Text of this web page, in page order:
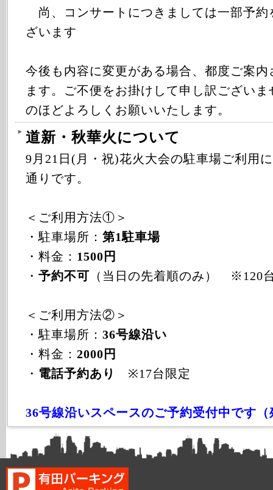
尚、コンサートにつきましては一部予約
ざいます
今後も内容に変更がある場合、都度ご案
ます。ご不便をお掛けして申し訳ござい
のほどよろしくお願いいたします。
道新・秋華火について
9月21日(月・祝)花火大会の駐車場ご利用
通りです。
＜ご利用方法①＞
・駐車場所： 第1駐車場
・料金： 1500円
・ 予約不可 （当日の先着順のみ） ※120
＜ご利用方法②＞
・駐車場所： 36号線沿い
・料金： 2000円
・ 電話予約あり ※17台限定
36号線沿いスペースのご予約受付中です